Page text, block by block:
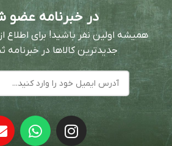
در خبرنامه عضو
همیشه اولین نفر باشید! برای اطلاع
جدیدترین کالاها در خبرنامه